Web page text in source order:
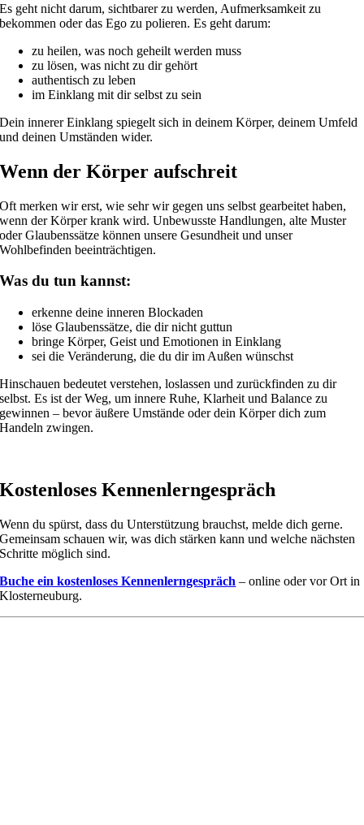
Es geht nicht darum, sichtbarer zu werden, Aufmerksamkeit zu
bekommen oder das Ego zu polieren. Es geht darum:
zu heilen, was noch geheilt werden muss
zu lösen, was nicht zu dir gehört
authentisch zu leben
im Einklang mit dir selbst zu sein
Dein innerer Einklang spiegelt sich in deinem Körper, deinem Umfeld
und deinen Umständen wider.
Wenn der Körper aufschreit
Oft merken wir erst, wie sehr wir gegen uns selbst gearbeitet haben,
wenn der Körper krank wird. Unbewusste Handlungen, alte Muster
oder Glaubenssätze können unsere Gesundheit und unser
Wohlbefinden beeinträchtigen.
Was du tun kannst:
erkenne deine inneren Blockaden
löse Glaubenssätze, die dir nicht guttun
bringe Körper, Geist und Emotionen in Einklang
sei die Veränderung, die du dir im Außen wünschst
Hinschauen bedeutet verstehen, loslassen und zurückfinden zu dir
selbst. Es ist der Weg, um innere Ruhe, Klarheit und Balance zu
gewinnen – bevor äußere Umstände oder dein Körper dich zum
Handeln zwingen.
Kostenloses Kennenlerngespräch
Wenn du spürst, dass du Unterstützung brauchst, melde dich gerne.
Gemeinsam schauen wir, was dich stärken kann und welche nächsten
Schritte möglich sind.
Buche ein kostenloses Kennenlerngespräch – online oder vor Ort in
Klosterneuburg.